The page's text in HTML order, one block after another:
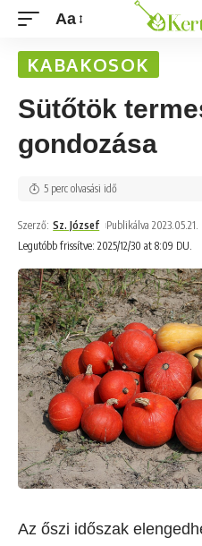
Aa
KABAKOSOK
Sütőtök
gondozása
Legutóbb frissítve: 2025/12/30 at 8:09 DU.
Szerző: Sz. József Publikálva 2023.05.21.
5 perc olvasási idő
Az őszi időszak